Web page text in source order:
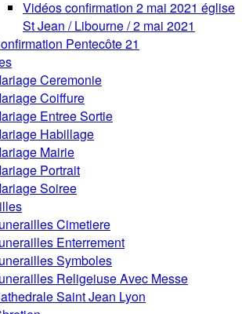
Vidéos confirmation 2 mai 2021 église
St Jean / Libourne / 2 mai 2021
Pentecôte 21
Ceremonie
Coiffure
Entree Sortie
Habillage
Mairie
Portrait
Soiree
Cimetiere
Enterrement
Symboles
Religeiuse Avec Messe
Saint Jean Lyon